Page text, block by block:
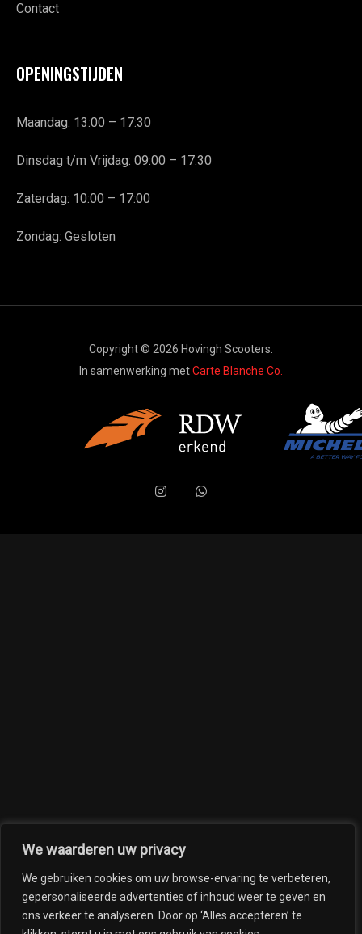
We waarderen uw privacy
We gebruiken cookies om uw browse-ervaring te verbeteren,
gepersonaliseerde advertenties of inhoud weer te geven en
ons verkeer te analyseren. Door op ‘Alles accepteren’ te
Contact
OPENINGSTIJDEN
Maandag: 13:00 – 17:30
Dinsdag t/m Vrijdag: 09:00 – 17:30
Zaterdag: 10:00 – 17:00
Zondag: Gesloten
Copyright © 2026 Hovingh Scooters.
In samenwerking metCarte Blanche Co.